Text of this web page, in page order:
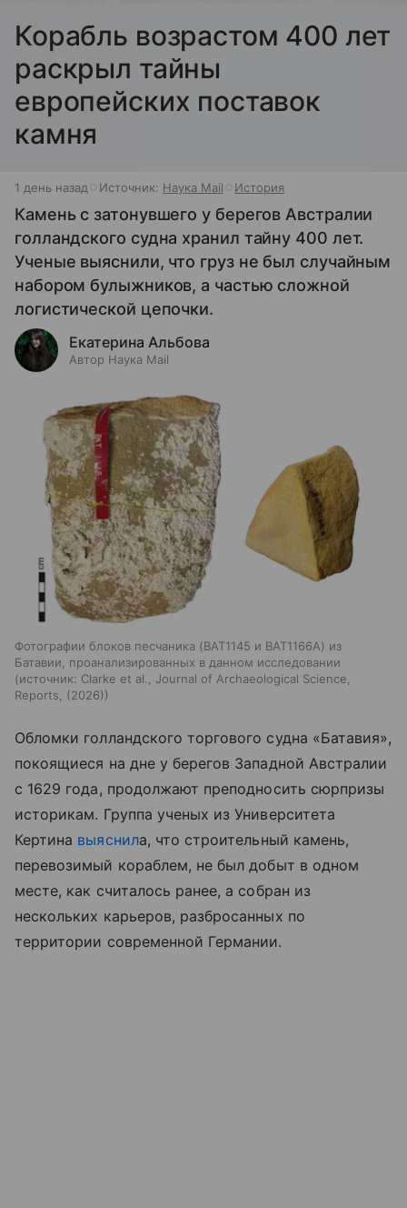
Корабль возрастом 400 лет
раскрыл тайны
европейских поставок
камня
1 день назад Источник: Наука Mail История
Камень с затонувшего у берегов Австралии
голландского судна хранил тайну 400 лет.
Ученые выяснили, что груз не был случайным
набором булыжников, а частью сложной
логистической цепочки.
Екатерина Альбова
Автор Наука Mail
Фотографии блоков песчаника (BAT1145 и BAT1166A) из
Батавии, проанализированных в данном исследовании
источник: Clarke et al., Journal of Archaeological Science,
Reports, (2026)
Обломки голландского торгового судна «Батавия»,
покоящиеся на дне у берегов Западной Австралии
с 1629 года, продолжают преподносить сюрпризы
историкам. Группа ученых из Университета
Кертина выяснила, что строительный камень,
перевозимый кораблем, не был добыт в одном
месте, как считалось ранее, а собран из
нескольких карьеров, разбросанных по
территории современной Германии.